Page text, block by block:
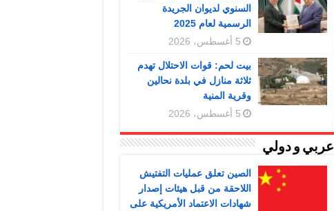
السنوي لديوان الجريدة
الرسمية لعام 2025
5 أغسطس، 2026
بيت لحم: قوات الاحتلال تهدم
ثلاثة منازل في بلدة نحالين
وقرية المنية
5 أغسطس، 2026
عربي و دولي
الصين تعلق عمليات التفتيش
اللاحقة من قبل هيئات إصدار
شهادات الاعتماد الأمريكية على